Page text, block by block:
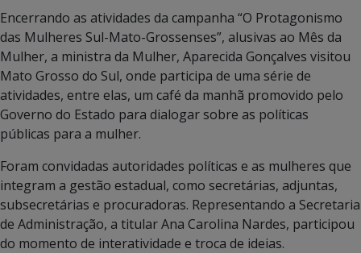
Encerrando as atividades da campanha “O Protagonismo
das Mulheres Sul-Mato-Grossenses”, alusivas ao Mês da
Mulher, a ministra da Mulher, Aparecida Gonçalves visitou
Mato Grosso do Sul, onde participa de uma série de
atividades, entre elas, um café da manhã promovido pelo
Governo do Estado para dialogar sobre as políticas
públicas para a mulher.
Foram convidadas autoridades políticas e as mulheres que
integram a gestão estadual, como secretárias, adjuntas,
subsecretárias e procuradoras. Representando a Secretaria
de Administração, a titular Ana Carolina Nardes, participou
do momento de interatividade e troca de ideias.